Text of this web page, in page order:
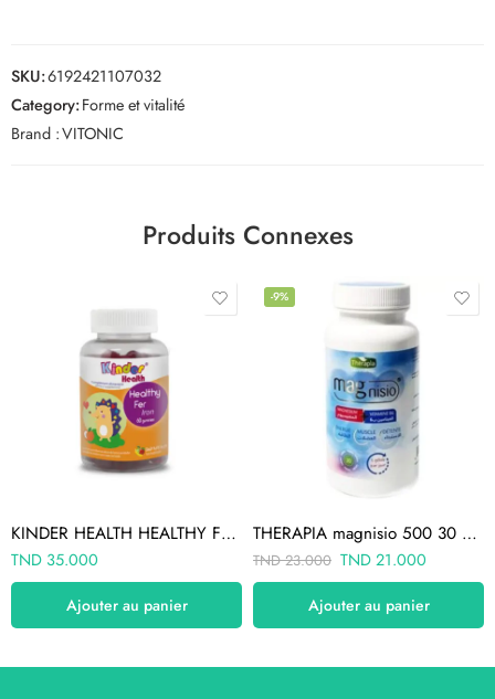
SKU:6192421107032
Category:Forme et vitalité
Brand :VITONIC
Produits Connexes
KINDER HEALTH HEALTHY FER 60 GUMMIES
TND 35.000
Ajouter au panier
-9%
THERAPIA magnisio 500 30 GELULES
TND23.000 TND21.000
Ajouter au panier